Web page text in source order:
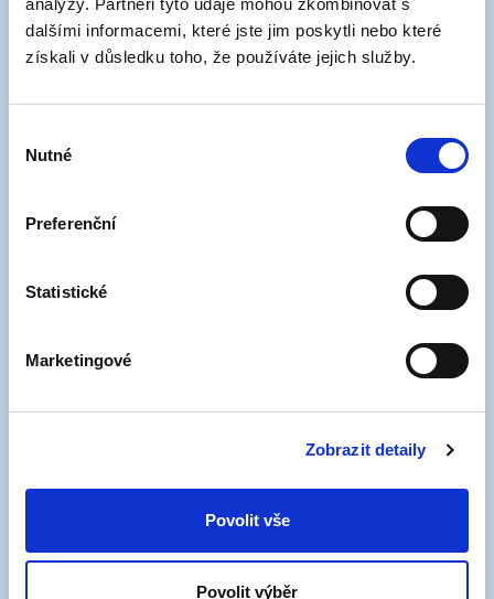
dalšími informacemi, které jste jim poskytli nebo které
získali v důsledku toho, že používáte jejich služby.
souhlasu
Nutné
Preferenční
Statistické
Marketingové
Zobrazit detaily
Povolit vše
Povolit výběr
Prvních 15 minut zdarma
40 Kč/hod.
Přilehlé parkovací plochy jsou v systému
oprávnění, napište na
48 000 Kč/rok
Ceny pro fyzické osoby (včetně DPH):